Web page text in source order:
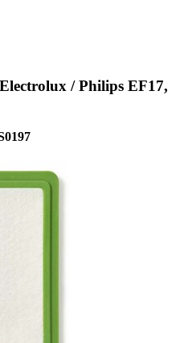
Electrolux / Philips EF17,